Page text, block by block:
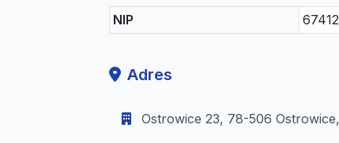
NIP
Adres
Ostrowice 23, 78-506